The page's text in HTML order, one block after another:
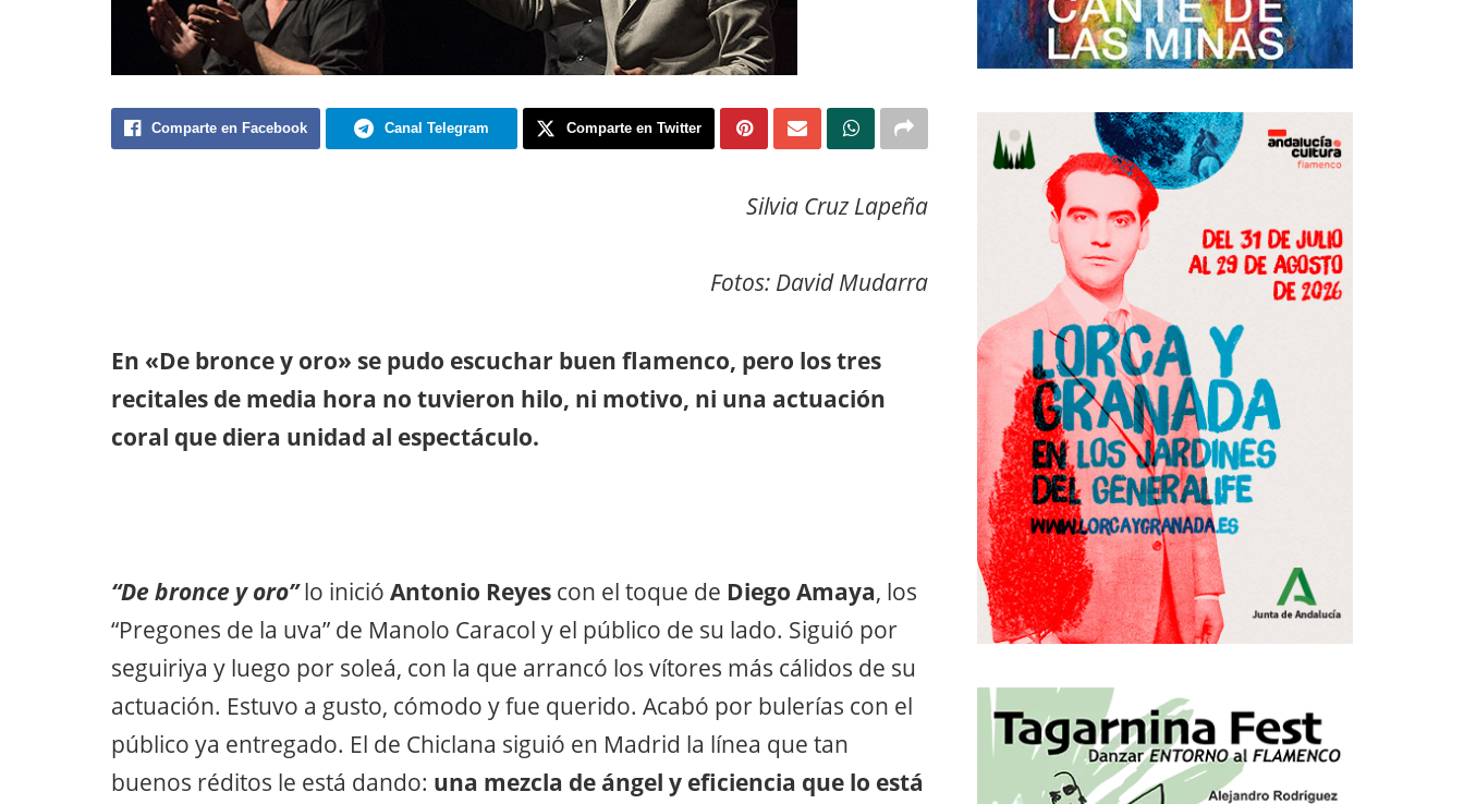
Comparte en Facebook Canal Telegram Comparte en Twitter
Silvia Cruz Lapeña
Fotos: David Mudarra
En «De bronce y oro» se pudo escuchar buen flamenco, pero los tres
recitales de media hora no tuvieron hilo, ni motivo, ni una actuación
coral que diera unidad al espectáculo.
“De bronce y oro”lo inició Antonio Reyes con el toque de Diego Amaya, los
“Pregones de la uva” de Manolo Caracol y el público de su lado. Siguió por
seguiriya y luego por soleá, con la que arrancó los vítores más cálidos de su
actuación. Estuvo a gusto, cómodo y fue querido. Acabó por bulerías con el
público ya entregado. El de Chiclana siguió en Madrid la línea que tan
buenos réditos le está dando: una mezcla de ángel y eficiencia que lo está